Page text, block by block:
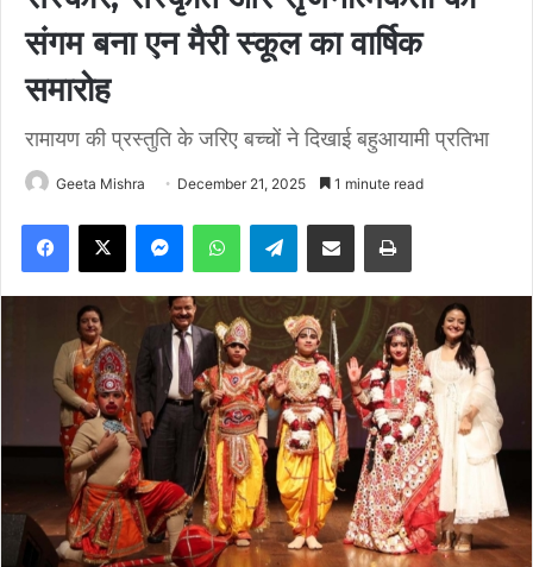
संगम बना एन मैरी स्कूल का वार्षिक
समारोह
रामायण की प्रस्तुति के जरिए बच्चों ने दिखाई बहुआयामी प्रतिभा
Geeta Mishra December 21, 2025 1 minute read
Facebook
X MessengerWhatsAppTelegramShare via Email Print